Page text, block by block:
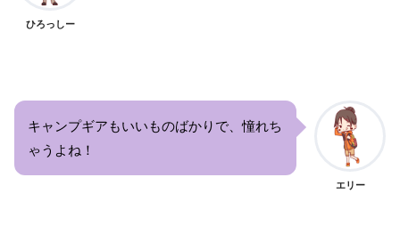
ひろっしー
キャンプギアもいいものばかりで、憧れち
ゃうよね！
エリー